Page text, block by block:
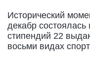
Исторический
декабр
стипендий 22
восьми видах